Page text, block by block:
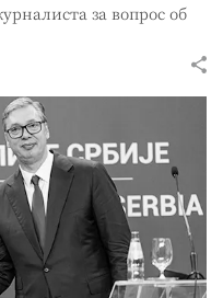
за вопрос об